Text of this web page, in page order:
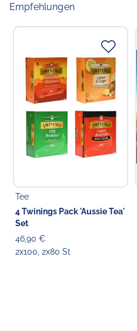
Empfehlungen
Tee
4 Twinings Pack 'Aussie Tea'
Set
46,90 €
2x100, 2x80 St